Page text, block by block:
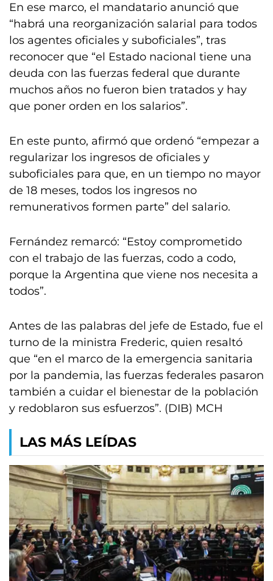
En ese marco, el mandatario anunció que
“habrá una reorganización salarial para todos
los agentes oficiales y suboficiales”, tras
reconocer que “el Estado nacional tiene una
deuda con las fuerzas federal que durante
muchos años no fueron bien tratados y hay
que poner orden en los salarios”.
En este punto, afirmó que ordenó “empezar a
regularizar los ingresos de oficiales y
suboficiales para que, en un tiempo no mayor
de 18 meses, todos los ingresos no
remunerativos formen parte” del salario.
Fernández remarcó: “Estoy comprometido
con el trabajo de las fuerzas, codo a codo,
porque la Argentina que viene nos necesita a
todos”.
Antes de las palabras del jefe de Estado, fue el
turno de la ministra Frederic, quien resaltó
que “en el marco de la emergencia sanitaria
por la pandemia, las fuerzas federales pasaron
también a cuidar el bienestar de la población
y redoblaron sus esfuerzos”. (DIB) MCH
LAS MÁS LEÍDAS